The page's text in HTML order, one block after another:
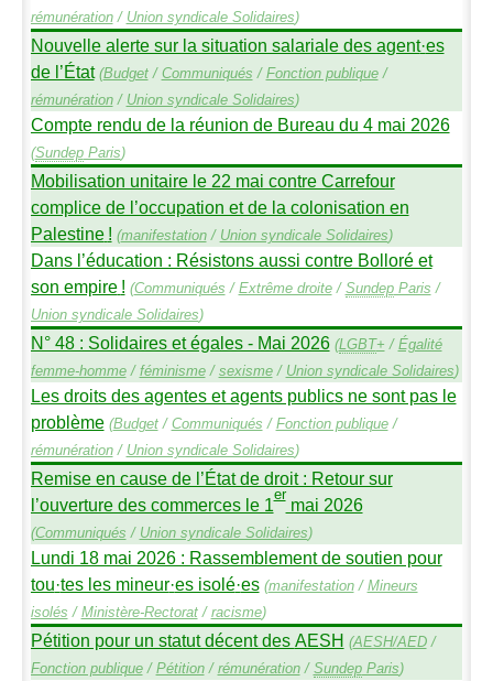
rémunération/ Union syndicale Solidaires)
Nouvelle alerte sur la situation salariale des agent·es
de l’État (Budget/ Communiqués / Fonction publique/
rémunération/ Union syndicale Solidaires)
Compte rendu de la réunion de Bureau du 4 mai 2026
(SundepParis)
Mobilisation unitaire le 22 mai contre Carrefour
complice de l’occupation et de la colonisation en
Palestine ! (manifestation/ Union syndicale Solidaires)
Dans l’éducation : Résistons aussi contre Bolloré et
son empire ! (Communiqués / Extrême droite/ SundepParis /
Union syndicale Solidaires)
N° 48 : Solidaires et égales - Mai 2026 (LGBT+ / Égalité
femme-homme/ féminisme/ sexisme/ Union syndicale Solidaires)
Les droits des agentes et agents publics ne sont pas le
problème (Budget/ Communiqués / Fonction publique/
rémunération/ Union syndicale Solidaires)
Remise en cause de l’État de droit : Retour sur
l’ouverture des commerces le 1ermai 2026
(Communiqués / Union syndicale Solidaires)
Lundi 18 mai 2026 : Rassemblement de soutien pour
tou·tes les mineur·es isolé·es (manifestation/ Mineurs
isolés / Ministère-Rectorat/ racisme)
Pétition pour un statut décent des AESH (AESH/AED/
Fonction publique/ Pétition/ rémunération/ SundepParis)